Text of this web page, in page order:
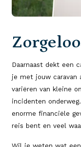
Daarnaast dekt een
je met jouw caravan
variëren van kleine
incidenten
enorme financiële
reis bent en veel